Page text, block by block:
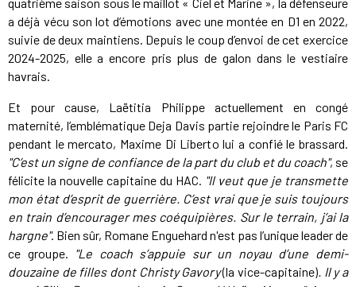
quatrième saison sous le maillot « Ciel et Marine », la défenseure
a déjà vécu son lot d’émotions avec une montée en D1 en 2022,
suivie de deux maintiens. Depuis le coup d’envoi de cet exercice
2024-2025, elle a encore pris plus de galon dans le vestiaire
havrais.
Et pour cause, Laëtitia Philippe actuellement en congé
maternité, l’emblématique Deja Davis partie rejoindre le Paris FC
pendant le mercato, Maxime Di Liberto lui a confié le brassard.
"C’est un signe de confiance de la part du club et du coach", se
félicite la nouvelle capitaine du HAC. "Il veut que je transmette
mon état d’esprit de guerrière. C’est vrai que je suis toujours
en train d’encourager mes coéquipières. Sur le terrain, j’ai la
hargne". Bien sûr, Romane Enguehard n'est pas l’unique leader de
ce groupe. "Le coach s’appuie sur un noyau d’une demi-
douzaine de filles dont Christy Gavory(la vice-capitaine). Il y a